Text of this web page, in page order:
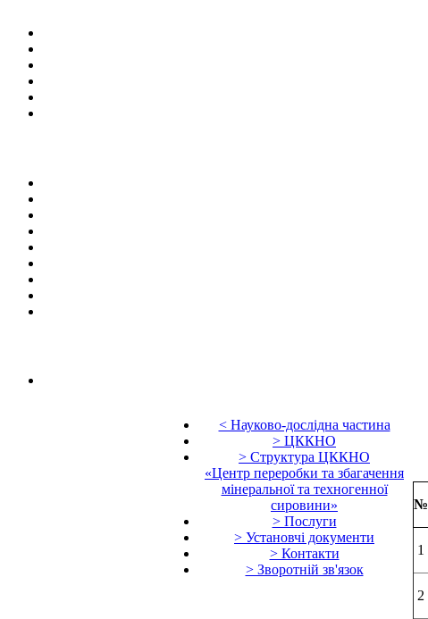
< Науково-дослідна частина
> ЦККНО
> Структура ЦККНО
«Центр переробки та збагачення
мінеральної та техногенної
сировини»
> Послуги
> Установчі документи
> Контакти
> Зворотній зв'язок
№
1
2